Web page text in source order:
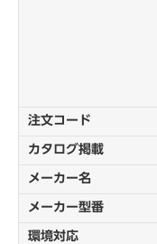
注文コード
カタログ掲載
メーカー名
メーカー型番
環境対応